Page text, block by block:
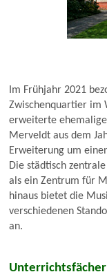
Im Frühjahr 2021
Zwischenquartier im
erweiterte
Merveldt aus dem
Erweiterung um
Die städtisch
als ein Zentrum für
hinaus bietet die
verschiedenen
an.